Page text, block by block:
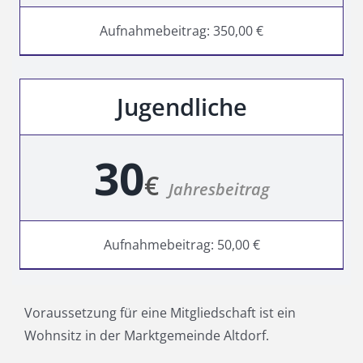
Aufnahmebeitrag: 350,00 €
Jugendliche
30€ Jahresbeitrag
Aufnahmebeitrag: 50,00 €
Voraussetzung für eine Mitgliedschaft ist ein
Wohnsitz in der Marktgemeinde Altdorf.